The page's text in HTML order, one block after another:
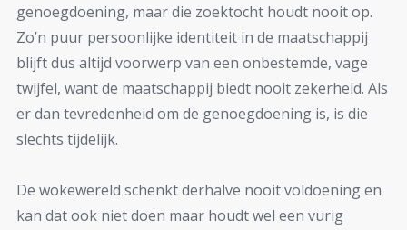
genoegdoening, maar die zoektocht houdt nooit op.
Zo’n puur persoonlijke identiteit in de maatschappij
blijft dus altijd voorwerp van een onbestemde, vage
twijfel, want de maatschappij biedt nooit zekerheid. Als
er dan tevredenheid om de genoegdoening is, is die
slechts tijdelijk.
De wokewereld schenkt derhalve nooit voldoening en
kan dat ook niet doen maar houdt wel een vurig